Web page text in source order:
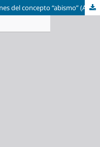
Una evaluación de las interpretaciones del concepto “abismo” (Apocalipsis 17:8) en la erudición adventista del séptimo día